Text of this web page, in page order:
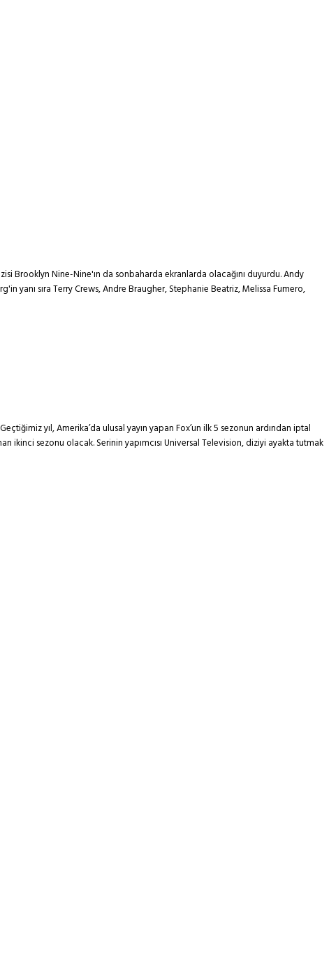
Brooklyn Nine-Nine'ın da sonbaharda ekranlarda olacağını duyurdu. Andy
yanı sıra Terry Crews, Andre Braugher, Stephanie Beatriz, Melissa Fumero,
yıl, Amerika’da ulusal yayın yapan Fox’un ilk 5 sezonun ardından iptal
ikinci sezonu olacak. Serinin yapımcısı Universal Television, diziyi ayakta tutmak